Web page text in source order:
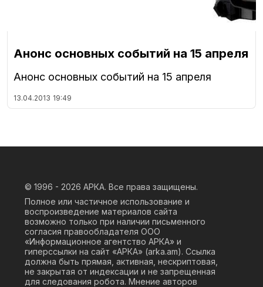
Анонс основных событий на 15 апреля
Анонс основных событий на 15 апреля
13.04.2013 19:49
© 1996 - 2026 АРКА. Все права защищены.
Полное или частичное использование и
воспроизведение материалов сайта
возможно только при наличии письменного
согласия правообладателя ООО
«Информационное агентство АРКА» и
гиперссылки на сайт «АРКА» (arka.am). Ссылка
должна быть прямая, активная, нескриптовая,
не закрытая от индексации и не запрещенная
для следования робота. Мнение авторов